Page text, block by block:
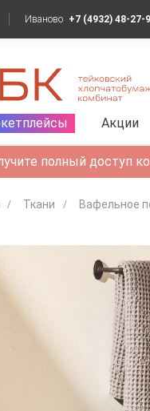
Иваново +7 (4932) 48-27-
Акции
полный доступ
Ткани Вафельное